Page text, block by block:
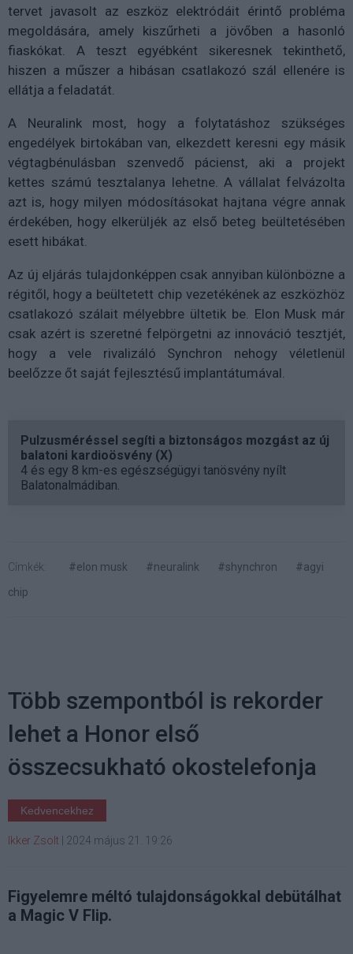
tervet javasolt az eszköz elektródáit érintő probléma
megoldására, amely kiszűrheti a jövőben a hasonló
fiaskókat. A teszt egyébként sikeresnek tekinthető,
hiszen a műszer a hibásan csatlakozó szál ellenére is
ellátja a feladatát.
A Neuralink most, hogy a folytatáshoz szükséges
engedélyek birtokában van, elkezdett keresni egy másik
végtagbénulásban szenvedő pácienst, aki a projekt
kettes számú tesztalanya lehetne. A vállalat felvázolta
azt is, hogy milyen módosításokat hajtana végre annak
érdekében, hogy elkerüljék az első beteg beültetésében
esett hibákat.
Az új eljárás tulajdonképpen csak annyiban különbözne a
régitől, hogy a beültetett chip vezetékének az eszközhöz
csatlakozó szálait mélyebbre ültetik be. Elon Musk már
csak azért is szeretné felpörgetni az innováció tesztjét,
hogy a vele rivalizáló Synchron nehogy véletlenül
beelőzze őt saját fejlesztésű implantátumával.
Pulzusméréssel segíti a biztonságos mozgást az új
balatoni kardioösvény (X)
4 és egy 8 km-es egészségügyi tanösvény nyílt
Balatonalmádiban.
Címkék: #elon musk #neuralink #shynchron
#agyi
chip
Több szempontból is rekorder
lehet a Honor első
összecsukható okostelefonja
Kedvencekhez
Ikker Zsolt | 2024 május 21. 19:26
Figyelemre méltó tulajdonságokkal debütálhat
a Magic V Flip.